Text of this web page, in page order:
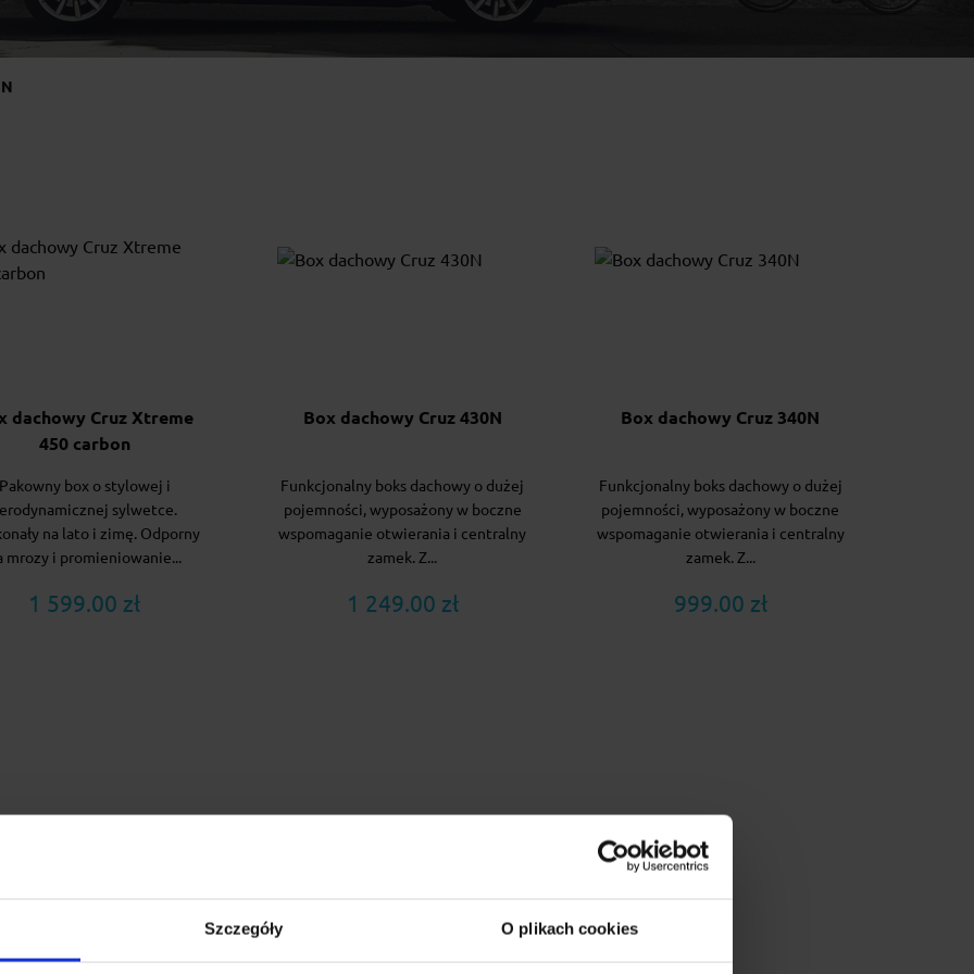
Szczegóły O plikach cookies
N
dachowy Cruz Xtreme
450 carbon
box o stylowej i
sylwetce.
na lato i zimę. Odporny
mrozy i promieniowanie...
1 599.00 zł
Box dachowy Cruz 430N
Funkcjonalny boks dachowy o dużej
pojemności, wyposażony w boczne
wspomaganie otwierania i centralny
zamek. Z...
1 249.00 zł
Box dachowy Cruz 340N
Funkcjonalny boks dachowy o dużej
pojemności, wyposażony w boczne
wspomaganie otwierania i centralny
zamek. Z...
999.00 zł